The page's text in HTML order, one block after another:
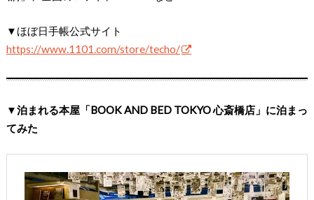
▼ほぼ日手帳公式サイト
https://www.1101.com/store/techo/
▼泊まれる本屋「BOOK AND BED TOKYO 心斎橋店」に泊まっ
てみた